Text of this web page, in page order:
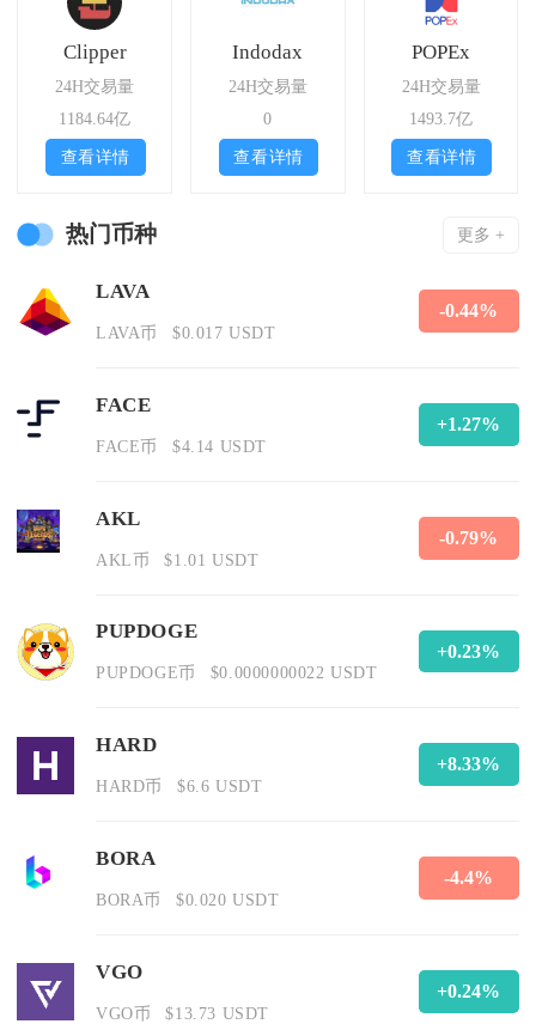
Clipper
24H交易量
1184.64亿
查看详情
Indodax
24H交易量
0
查看详情
POPEx
24H交易量
1493.7亿
查看详情
热门币种 更多 +
LAVA
LAVA币 $0.017 USDT
-0.44%
FACE
FACE币 $4.14 USDT
+1.27%
AKL
AKL币 $1.01 USDT
-0.79%
PUPDOGE
PUPDOGE币 $0.0000000022 USDT
+0.23%
HARD
HARD币 $6.6 USDT
+8.33%
BORA
BORA币 $0.020 USDT
-4.4%
VGO
VGO币 $13.73 USDT
+0.24%